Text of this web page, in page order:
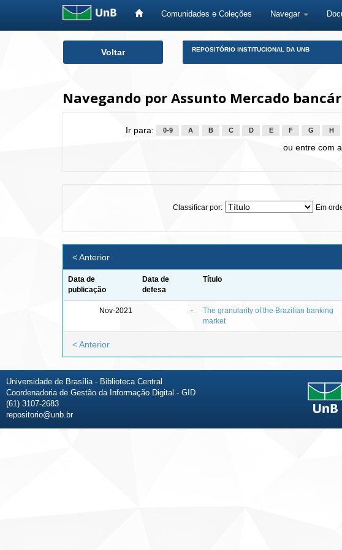
Comunidades e Coleções Navegar
Voltar REPOSITÓRIO INSTITUCIONAL DA UNB
Navegando por Assunto Mercado
Ir para: 0-9 A B C D E F G H
ou entre com
Classificar por: Em
< Anterior
Data de
publicação
Data de
defesa
Título
Nov-2021 -
The granularity of the Brazilian banking
market
< Anterior
Universidade de Brasília - Biblioteca Central
Coordenadoria de Gestão da Informação Digital - GID
(61) 3107-2683
repositorio@unb.br